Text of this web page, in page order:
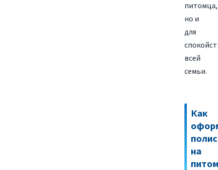
питомца,
но и
для
всей
семьи.
Как
полис
на